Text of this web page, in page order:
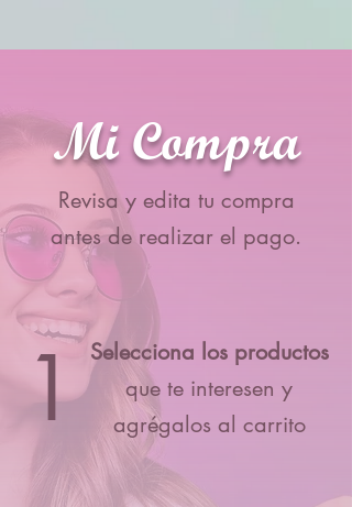
aceptará cambios ni devolciones
Mi Compra
Revisa y edita tu compra
antes de realizar el pago.
1 Selecciona los productos
que te interesen y
agrégalos al carrito